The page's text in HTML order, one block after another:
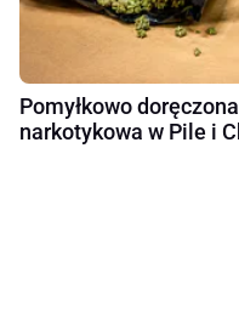
Pomyłkowo
narkotykowa w Pile i